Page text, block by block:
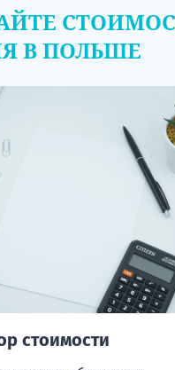
В ПОЛЬШЕ
стоимости